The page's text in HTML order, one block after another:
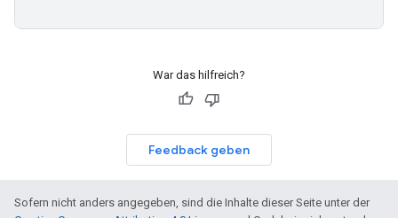
War das hilfreich?
Feedback geben
Sofern nicht anders angegeben, sind die Inhalte dieser Seite unter der